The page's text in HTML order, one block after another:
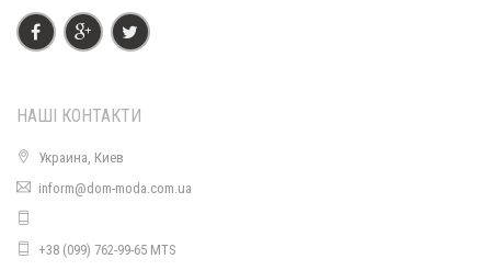
НАШІ КОНТАКТИ
Украина, Киев
inform@dom-moda.com.ua
+38 (099) 762-99-65 MTS